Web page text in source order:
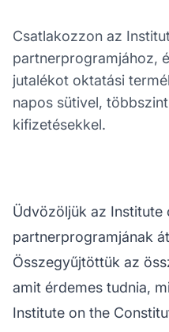
Csatlakozzon az
partnerprogramjához,
jutalékot oktatási
napos sütivel,
kifizetésekkel.
Üdvözöljük az Institute
partnerprogramjának
Összegyűjtöttük az
amit érdemes tudnia,
Institute on the